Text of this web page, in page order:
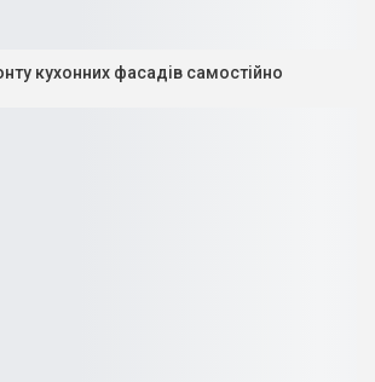
кухонних фасадів самостійно